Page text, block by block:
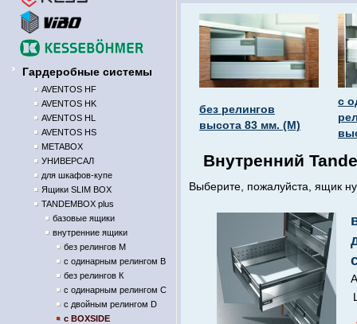
Гардеробные системы
AVENTOS HF
AVENTOS HK
AVENTOS HL
AVENTOS HS
METABOX
УНИВЕРСАЛ
для шкафов-купе
Ящики SLIM BOX
TANDEMBOX plus
базовые ящики
внутренние ящики
без релингов М
с одинарным релингом В
без релингов К
с одинарным релингом С
с двойным релингом D
с BOXSIDE
без релингов
высота 83 мм. (М)
с
Внутренний
Выберите, пожалуйста, ящик